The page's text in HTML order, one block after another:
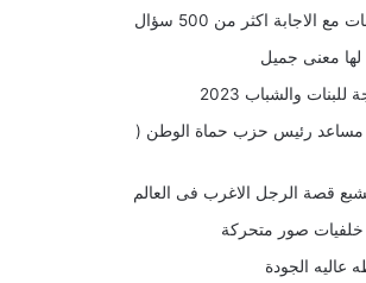
الاجابة اكثر من 500 سؤال
لها معنى جميل
والشباب 2023
مساعد رئيس حزب حماة الوطن (
قصة الرجل الاغرب فى العالم
صور متحركة
الجودة